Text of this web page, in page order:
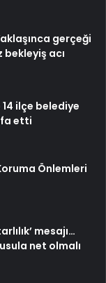
gerçeği
acı
ilçe belediye
etti
Önlemleri
mesajı…
net olmalı